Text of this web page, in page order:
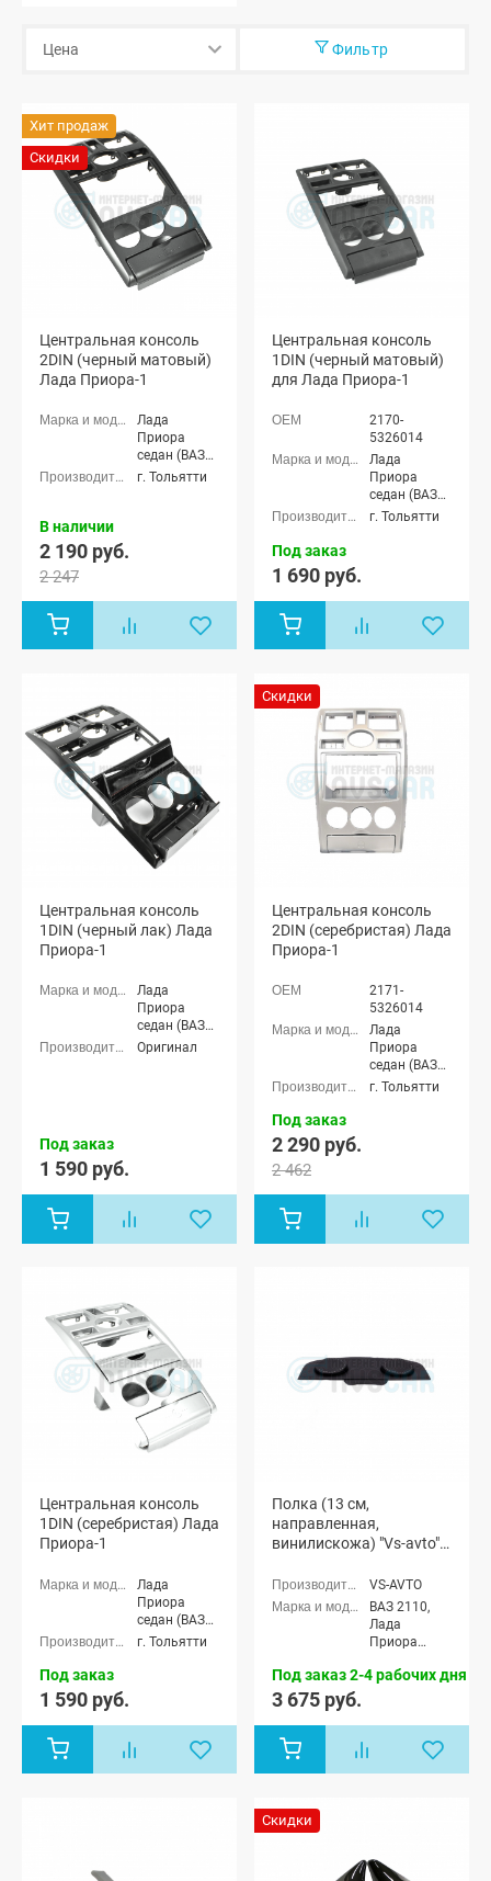
Фильтр
Хит продаж
Скидки
Центральная консоль
2DIN (черный матовый)
Лада Приора-1
Лада
Приора
седан (ВАЗ
2170), Лада
Приора купэ
(ВАЗ 21728)
г. Тольятти
В наличии
2 190 руб.
2 247
Центральная консоль
1DIN (черный матовый)
для Лада Приора-1
2170-
5326014
Лада
Приора
седан (ВАЗ
2170), Лада
Приора
хэтчбек (ВАЗ
2172), Лада
Приора купэ
г. Тольятти
Под заказ
1 690 руб.
Центральная консоль
1DIN (черный лак) Лада
Приора-1
Лада
Приора
седан (ВАЗ
2170), Лада
Оригинал
Под заказ
1 590 руб.
Скидки
Центральная консоль
2DIN (серебристая) Лада
Приора-1
2171-
5326014
Лада
Приора
седан (ВАЗ
2170), Лада
Приора купэ
(ВАЗ 21728)
г. Тольятти
Под заказ
2 290 руб.
2 462
Центральная консоль
1DIN (серебристая) Лада
Приора-1
Лада
Приора
седан (ВАЗ
2170), Лада
Приора
хэтчбек (ВАЗ
2172), Лада
Приора купэ
г. Тольятти
Под заказ
1 590 руб.
Полка (13 см,
направленная,
винилискожа) "Vs-avto"
(седан)
VS-AVTO
ВАЗ 2110,
Лада
Приора
2170)
Под заказ 2-4 рабочих дня
3 675 руб.
Скидки